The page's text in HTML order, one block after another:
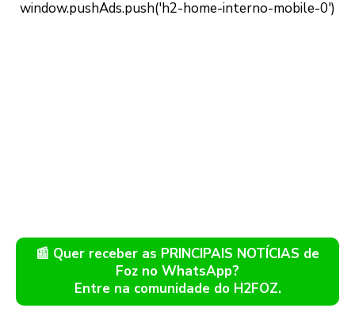
📰 Quer receber as PRINCIPAIS NOTÍCIAS de
Foz no WhatsApp?
Entre na comunidade do H2FOZ.